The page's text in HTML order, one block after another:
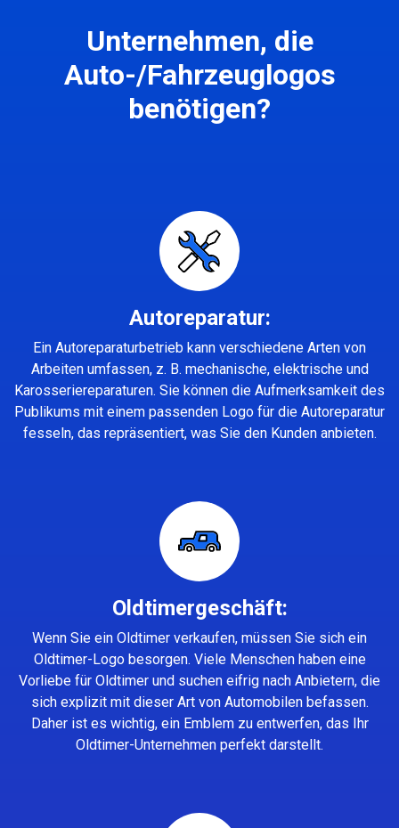
Unternehmen, die
Auto-/Fahrzeuglogos
benötigen?
Autoreparatur:
Ein Autoreparaturbetrieb kann verschiedene Arten von
Arbeiten umfassen, z. B. mechanische, elektrische und
Karosseriereparaturen. Sie können die Aufmerksamkeit des
Publikums mit einem passenden Logo für die Autoreparatur
fesseln, das repräsentiert, was Sie den Kunden anbieten.
Oldtimergeschäft:
Wenn Sie ein Oldtimer verkaufen, müssen Sie sich ein
Oldtimer-Logo besorgen. Viele Menschen haben eine
Vorliebe für Oldtimer und suchen eifrig nach Anbietern, die
sich explizit mit dieser Art von Automobilen befassen.
Daher ist es wichtig, ein Emblem zu entwerfen, das Ihr
Oldtimer-Unternehmen perfekt darstellt.